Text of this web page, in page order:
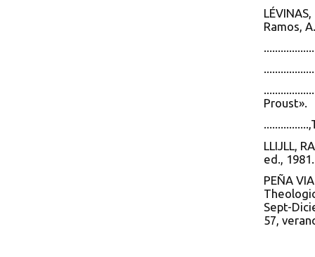
Ramos,
Proust».
LLIJLL,
ed., 1981.
PEÑA
Sept-
57,